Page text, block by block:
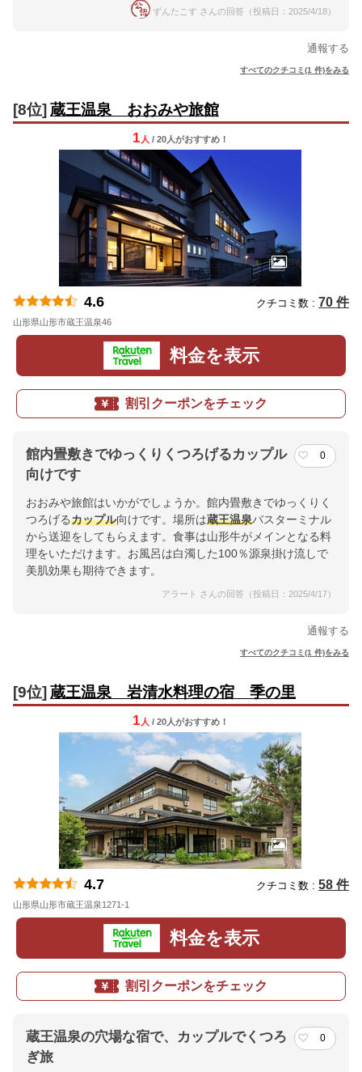
ずんたこす さんの回答（投稿日：2025/4/18）
通報する
すべてのクチコミ(1 件)をみる
[8位] 蔵王温泉 おおみや旅館
1 人 / 20人がおすすめ！
4.6 クチコミ数 : 70 件
山形県山形市蔵王温泉46
料金を表示
割引クーポンをチェック
館内畳敷きでゆっくりくつろげるカップル
向けです
0
おおみや旅館はいかがでしょうか。館内畳敷きでゆっくりく
つろげるカップル向けです。場所は蔵王温泉バスターミナル
から送迎をしてもらえます。食事は山形牛がメインとなる料
理をいただけます。お風呂は白濁した100％源泉掛け流しで
美肌効果も期待できます。
アラート さんの回答（投稿日：2025/4/17）
通報する
すべてのクチコミ(1 件)をみる
[9位] 蔵王温泉 岩清水料理の宿 季の里
1 人 / 20人がおすすめ！
4.7 クチコミ数 : 58 件
山形県山形市蔵王温泉1271-1
料金を表示
割引クーポンをチェック
蔵王温泉の穴場な宿で、カップルでくつろ
ぎ旅
0